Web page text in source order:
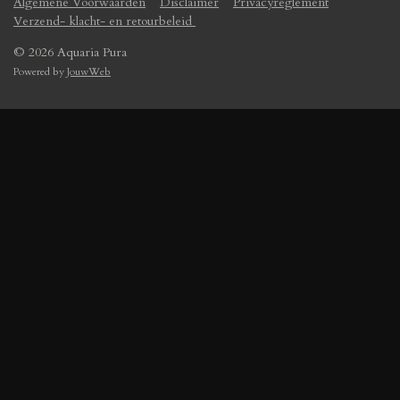
Verzend- klacht- en retourbeleid
© 2026 Aquaria Pura
Powered byJouwWeb